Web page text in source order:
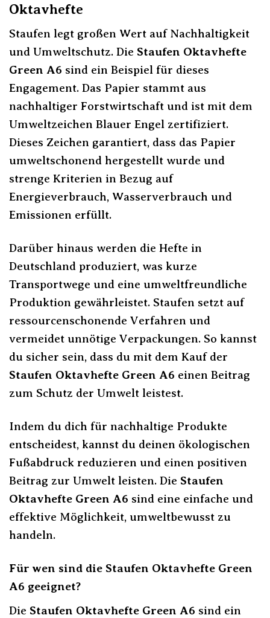
Oktavhefte
Staufen legt großen Wert auf Nachhaltigkeit
und Umweltschutz. Die Staufen Oktavhefte
Green A6 sind ein Beispiel für dieses
Engagement. Das Papier stammt aus
nachhaltiger Forstwirtschaft und ist mit dem
Umweltzeichen Blauer Engel zertifiziert.
Dieses Zeichen garantiert, dass das Papier
umweltschonend hergestellt wurde und
strenge Kriterien in Bezug auf
Energieverbrauch, Wasserverbrauch und
Emissionen erfüllt.
Darüber hinaus werden die Hefte in
Deutschland produziert, was kurze
Transportwege und eine umweltfreundliche
Produktion gewährleistet. Staufen setzt auf
ressourcenschonende Verfahren und
vermeidet unnötige Verpackungen. So kannst
du sicher sein, dass du mit dem Kauf der
Staufen Oktavhefte Green A6 einen Beitrag
zum Schutz der Umwelt leistest.
Indem du dich für nachhaltige Produkte
entscheidest, kannst du deinen ökologischen
Fußabdruck reduzieren und einen positiven
Beitrag zur Umwelt leisten. Die Staufen
Oktavhefte Green A6 sind eine einfache und
effektive Möglichkeit, umweltbewusst zu
handeln.
Für wen sind die Staufen Oktavhefte Green
A6 geeignet?
Die Staufen Oktavhefte Green A6 sind ein